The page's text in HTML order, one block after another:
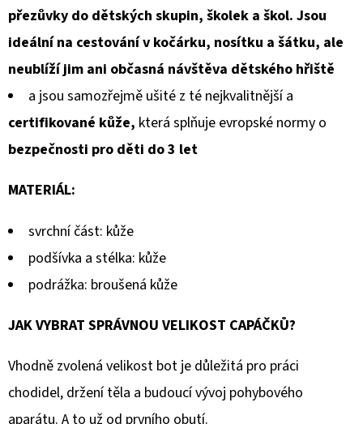
přezůvky do dětských skupin, školek a škol. Jsou
ideální na cestování v kočárku, nosítku a šátku, ale
neublíží jim ani občasná návštěva dětského hřiště
a jsou samozřejmě ušité z té nejkvalitnější a
certifikované kůže, která splňuje evropské normy o
bezpečnosti pro děti do 3 let
MATERIÁL:
svrchní část: kůže
podšívka a stélka: kůže
podrážka: broušená kůže
JAK VYBRAT SPRÁVNOU VELIKOST CAPÁČKŮ?
Vhodně zvolená velikost bot je důležitá pro práci
chodidel, držení těla a budoucí vývoj pohybového
aparátu. A to už od prvního obutí.